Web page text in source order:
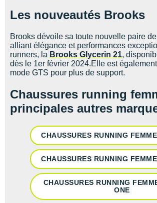
Les nouveautés Brooks
Brooks dévoile sa toute nouvelle paire
alliant élégance et performances
runners, la Brooks Glycerin 21,
dès le 1er février 2024.Elle est
mode GTS pour plus de support.
Chaussures running
principales autres
CHAUSSURES RUNNING
CHAUSSURES RUNNING
CHAUSSURES RUNNING
ONE